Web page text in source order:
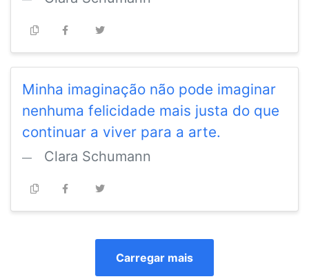
Minha imaginação não pode imaginar
nenhuma felicidade mais justa do que
continuar a viver para a arte.
Clara Schumann
Carregar mais